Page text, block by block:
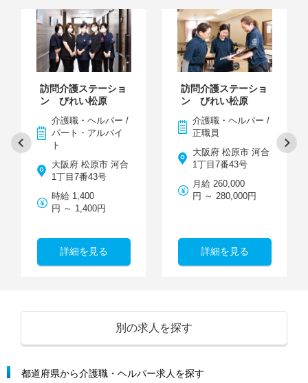
訪問介護ステーショ
ン びれい松原
介護職・ヘルパー /
パート・アルバイ
ト
大阪府 松原市 河合
1丁目7番43号
時給 1,400
円 ～ 1,400円
詳細を見る
訪問介護ステーショ
ン びれい松原
介護職・ヘルパー /
正職員
大阪府 松原市 河合
1丁目7番43号
月給 260,000
円 ～ 280,000円
詳細を見る
別の求人を探す
都道府県から介護職・ヘルパー求人を探す